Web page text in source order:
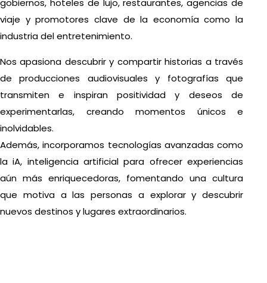
viaje y promotores clave de la economía como la
industria del entretenimiento.
Nos apasiona descubrir y compartir historias a través
de producciones audiovisuales y fotografías que
transmiten e inspiran positividad y deseos de
experimentarlas, creando momentos únicos e
inolvidables.
Además, incorporamos tecnologías avanzadas como
la iA, inteligencia artificial para ofrecer experiencias
aún más enriquecedoras, fomentando una cultura
que motiva a las personas a explorar y descubrir
nuevos destinos y lugares extraordinarios.